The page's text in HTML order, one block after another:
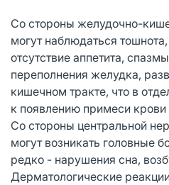
Со стороны желудочно-
могут наблюдаться
отсутствие аппетита,
переполнения желудка,
кишечном тракте, что в
к появлению примеси крови
Со стороны центральной
могут возникать головные
редко - нарушения сна,
Дерматологические